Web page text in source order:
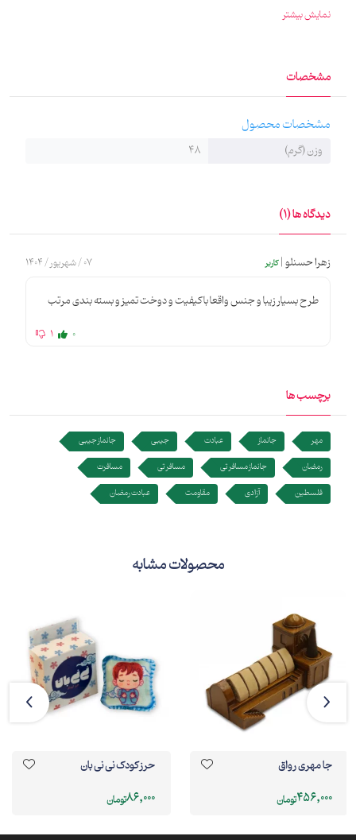
زیتون و کبوتر سفید که جلوه‌گر معنای صلح و آزادی است با دعای اللهم
در پشت این جانماز نقش خورده. تمام این مفاهیم در جانماز آزادی کنار
بسیار نزدیک در قلب‌هایمان زنده بماند. طراحی این کار توسط مریم
باقریان انجام گرفته است.
نمایش بیشتر
مشخصات
مشخصات محصول
وزن (گرم) 48
دیدگاه ها (1)
زهرا حسنلو |کاربر 07 / شهریور / 1404
طرح بسیار زیبا و جنس واقعا با کیفیت و دوخت تمیز و بسته بندی مرتب
0
1
برچسب ها
مهر جانماز عبادت جیبی
جانماز جیبی
رمضان
جانماز مسافرتی مسافرتی
مسافرت
فلسطین
آزادی مقاومت عبادت رمضان
محصولات مشابه
جا مهری رواق
456,000تومان
حرز کودک نی نی بان
86,000تومان